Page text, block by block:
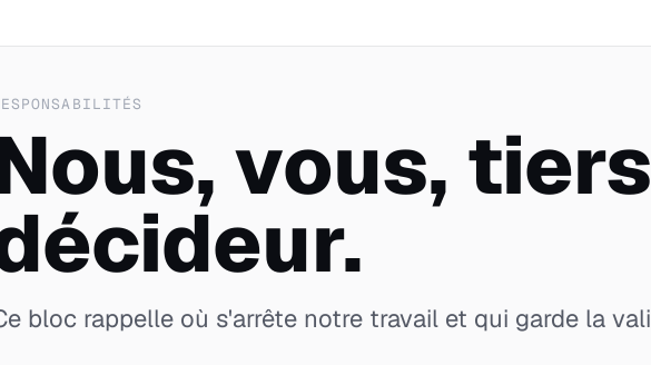
vous, tiers
bloc rappelle où s'arrête notre travail et qui garde la